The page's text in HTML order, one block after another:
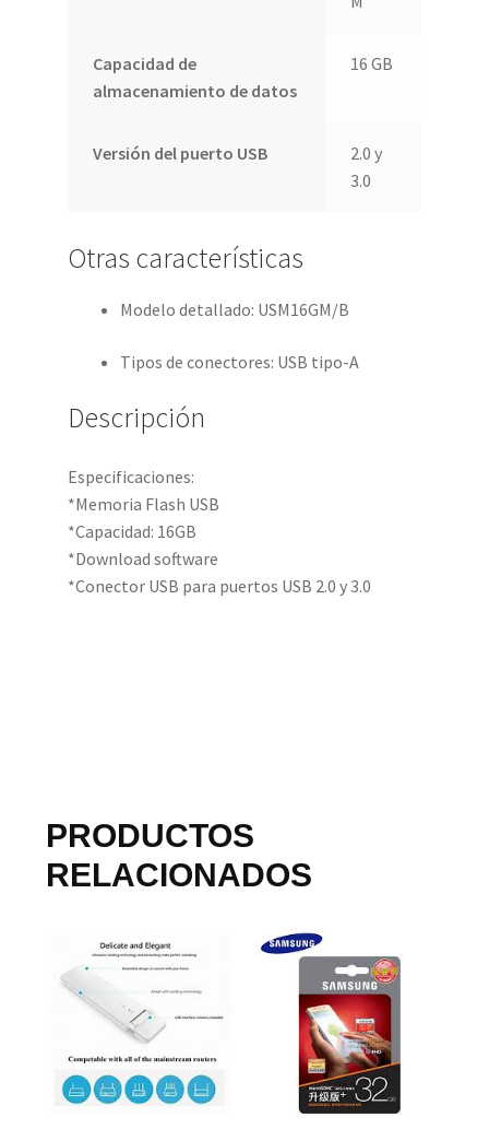
Capacidad de
almacenamiento de datos
16 GB
Versión del puerto USB
2.0 y
3.0
Otras características
Modelo detallado: USM16GM/B
Tipos de conectores: USB tipo-A
Descripción
Especificaciones:
*Memoria Flash USB
*Capacidad: 16GB
*Download software
*Conector USB para puertos USB 2.0 y 3.0
PRODUCTOS
RELACIONADOS